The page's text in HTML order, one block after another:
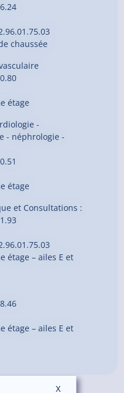
chaussée
étage
-
- néphrologie -
étage
et Consultations :
étage – ailes E et
étage – ailes E et
XMasquer le